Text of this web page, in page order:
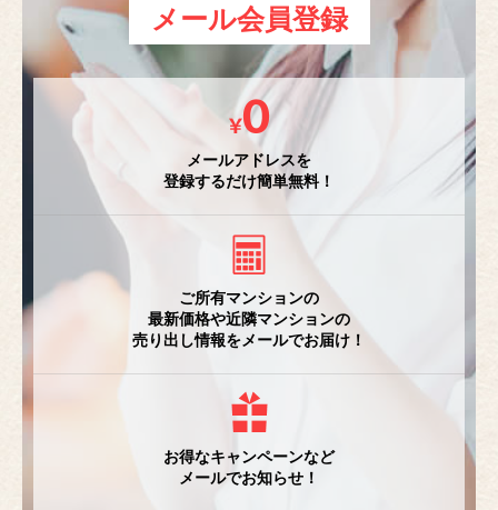
メール会員登録
メールアドレスを
登録するだけ簡単無料！
ご所有マンションの
最新価格や近隣マンションの
売り出し情報をメールでお届け！
お得なキャンペーンなど
メールでお知らせ！